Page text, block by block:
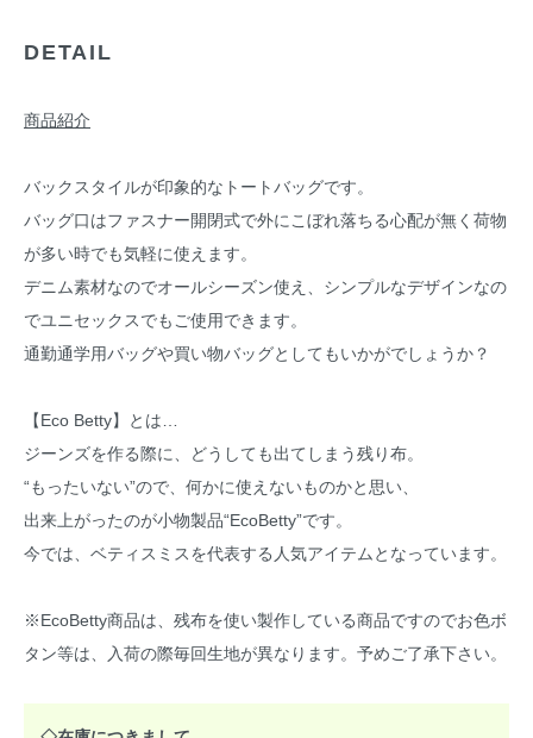
DETAIL
商品紹介
バックスタイルが印象的なトートバッグです。
バッグ口はファスナー開閉式で外にこぼれ落ちる心配が無く荷物
が多い時でも気軽に使えます。
デニム素材なのでオールシーズン使え、シンプルなデザインなの
でユニセックスでもご使用できます。
通勤通学用バッグや買い物バッグとしてもいかがでしょうか？
【Eco Betty】とは…
ジーンズを作る際に、どうしても出てしまう残り布。
“もったいない”ので、何かに使えないものかと思い、
出来上がったのが小物製品“EcoBetty”です。
今では、ベティスミスを代表する人気アイテムとなっています。
※EcoBetty商品は、残布を使い製作している商品ですのでお色ボ
タン等は、入荷の際毎回生地が異なります。予めご了承下さい。